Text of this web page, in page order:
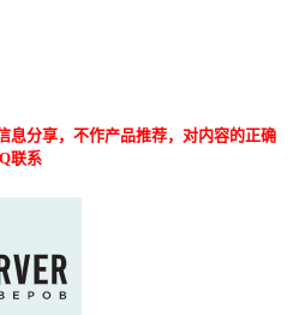
息分享，不作产品推荐，对内容的正确
联系